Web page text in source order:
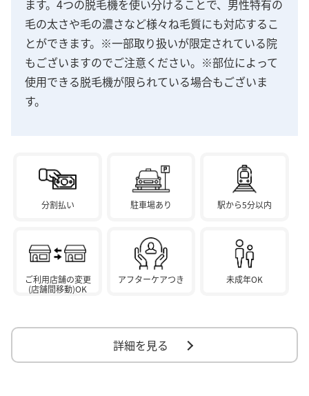
ます。4つの脱毛機を使い分けることで、男性特有の
毛の太さや毛の濃さなど様々ね毛質にも対応するこ
とができます。※一部取り扱いが限定されている院
もございますのでご注意ください。※部位によって
使用できる脱毛機が限られている場合もございま
す。
分割払い 駐車場あり 駅から5分以内
ご利用店舗の変更
(店舗間移動)OK
アフターケアつき 未成年OK
詳細を見る